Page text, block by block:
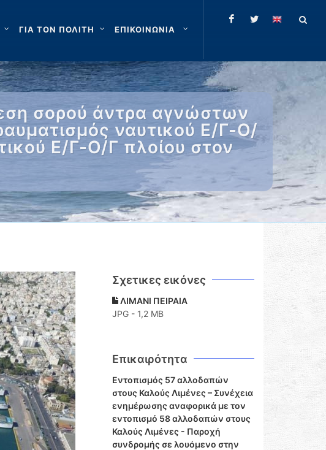
ΓΙΑ ΤΟΝ ΠΟΛΙΤΗ ΕΠΙΚΟΙΝΩΝΙΑ
σορού άντρα αγνώστων
ναυτικού Ε/Γ-Ο/
Ε/Γ-Ο/Γ πλοίου στον
Σχετικες εικόνες
ΛΙΜΑΝΙ ΠΕΙΡΑΙΑ
JPG - 1,2 MB
Επικαιρότητα
Εντοπισμός 57 αλλοδαπών
στους Καλούς Λιμένες – Συνέχεια
ενημέρωσης αναφορικά με τον
εντοπισμό 58 αλλοδαπών στους
Καλούς Λιμένες - Παροχή
συνδρομής σε λουόμενο στην